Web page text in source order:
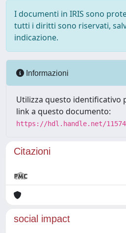
I documenti in IRIS sono
tutti i diritti sono riservati,
indicazione.
Informazioni
Utilizza questo identificativo
link a questo documento:
https://hdl.handle.net/
Citazioni
social impact